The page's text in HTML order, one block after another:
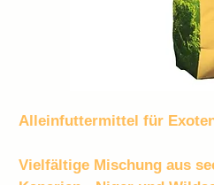
Alleinfuttermittel für
Vielfältige Mischung aus